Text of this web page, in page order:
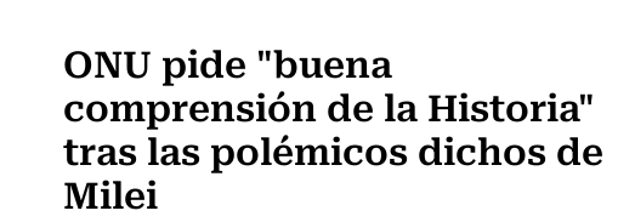
ONU pide "buena
comprensión de la Historia"
tras las polémicos dichos de
Milei